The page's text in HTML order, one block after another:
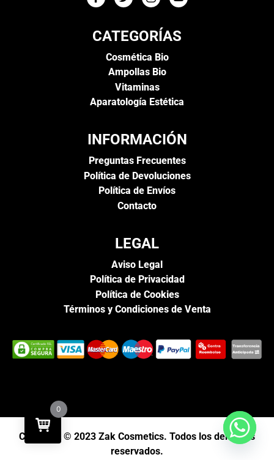
CATEGORÍAS
Cosmética Bio
Ampollas Bio
Vitaminas
Aparatología Estética
INFORMACIÓN
Preguntas Frecuentes
Política de Devoluciones
Política de Envíos
Contacto
LEGAL
Aviso Legal
Política de Privacidad
Política de Cookies
Términos y Condiciones de Venta
Copyright © 2023 Zak Cosmetics. Todos los derechos
reservados.
0